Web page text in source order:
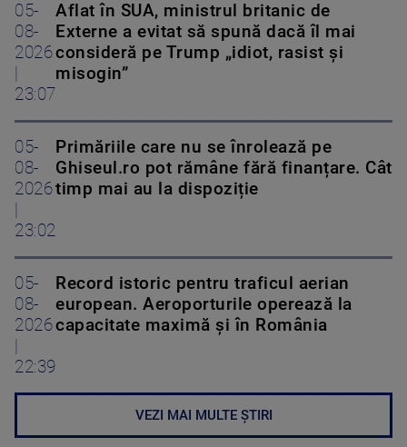
05-
08-
2026
23:07
Aflat în SUA, ministrul britanic de
Externe a evitat să spună dacă îl mai
consideră pe Trump „idiot, rasist și
misogin”
05-
08-
2026
23:02
Primăriile care nu se înrolează pe
Ghiseul.ro pot rămâne fără finanțare. Cât
timp mai au la dispoziție
05-
08-
2026
22:39
Record istoric pentru traficul aerian
european. Aeroporturile operează la
capacitate maximă și în România
VEZI MAI MULTE ȘTIRI